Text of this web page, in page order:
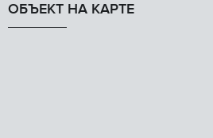
ОБЪЕКТ НА КАРТЕ